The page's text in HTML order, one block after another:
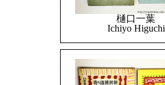
樋口一葉
Ichiyo Higuchi